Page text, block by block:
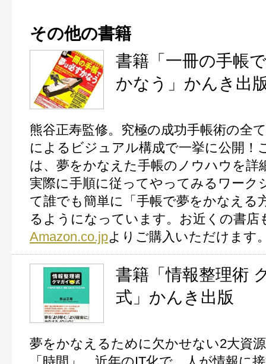
その他の書籍
書籍「一冊の手帳
かなう」かんき出
熊谷正寿監修。究極の成功手帳術の全
によるビジュアル構成で一挙に公開！
は、夢をかなえた手帳のノウハウを詳
実際に手順に従ってやってみるワーク
て誰でも簡単に「手帳で夢をかなえる
るようになっています。 お近くの書店
Amazon.co.jpよりご購入いただけます
書籍「情報整理術
式」かんき出版
夢をかなえるために欠かせない2大資